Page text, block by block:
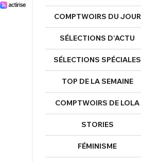
COMPTWOIRS DU JOUR
SÉLECTIONS D’ACTU
SÉLECTIONS SPÉCIALES
TOP DE LA SEMAINE
COMPTWOIRS DE LOLA
STORIES
FÉMINISME